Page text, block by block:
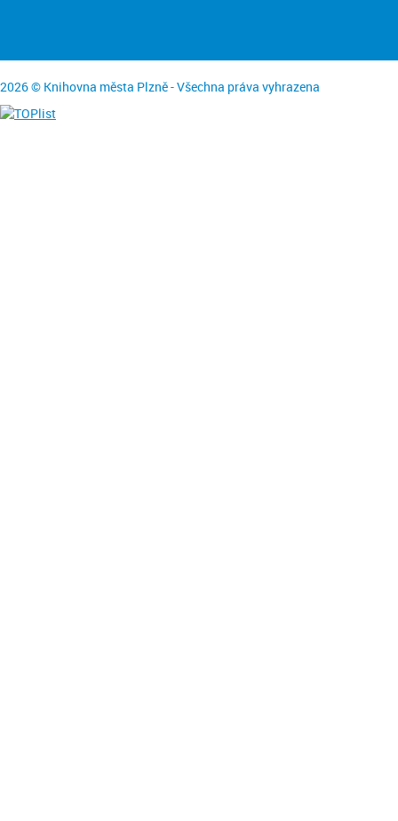
2026 © Knihovna města Plzně - Všechna práva vyhrazena